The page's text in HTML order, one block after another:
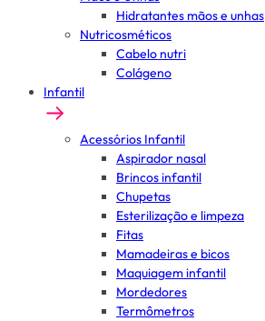
Hidratantes mãos e unhas
Nutricosméticos
Cabelo nutri
Colágeno
Infantil
Acessórios Infantil
Aspirador nasal
Brincos infantil
Chupetas
Esterilização e limpeza
Fitas
Mamadeiras e bicos
Maquiagem infantil
Mordedores
Termômetros